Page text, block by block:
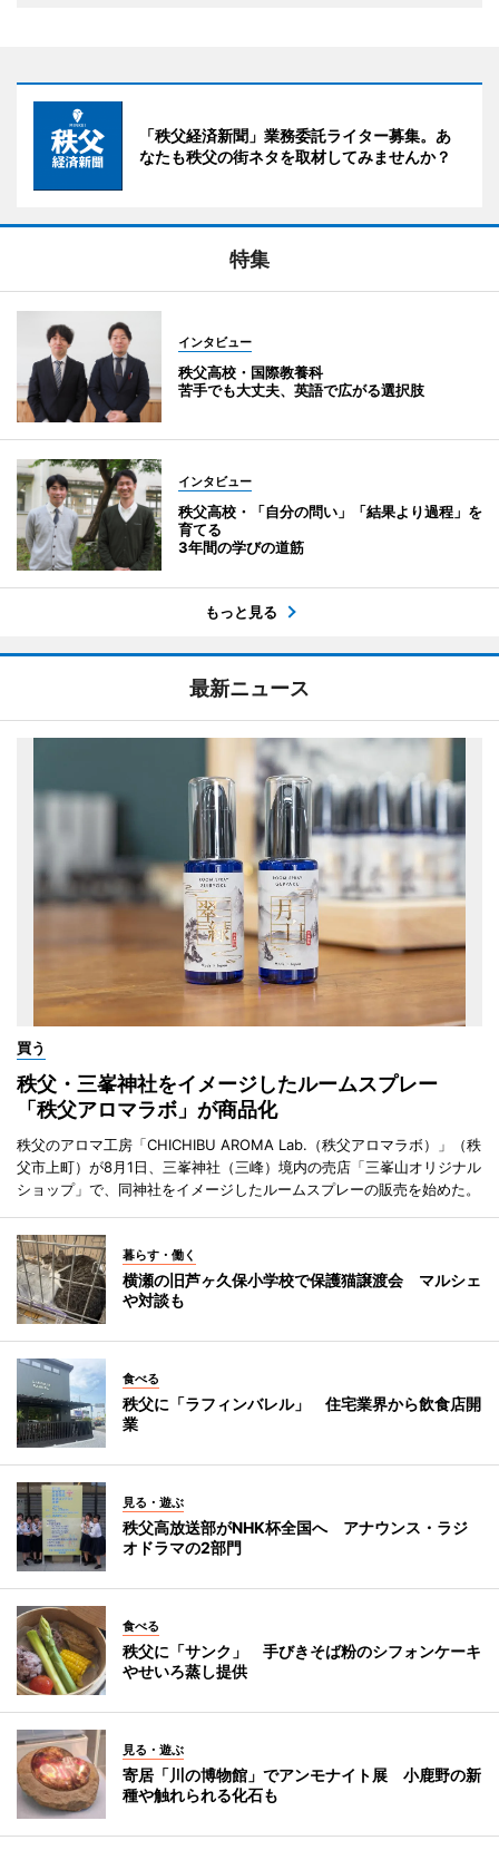
「秩父経済新聞」業務委託ライター募集。あ
なたも秩父の街ネタを取材してみませんか？
特集
インタビュー
秩父高校・国際教養科
苦手でも大丈夫、英語で広がる選択肢
インタビュー
秩父高校・「自分の問い」「結果より過程」を
育てる
3年間の学びの道筋
もっと見る
最新ニュース
買う
秩父・三峯神社をイメージしたルームスプレー
「秩父アロマラボ」が商品化
秩父のアロマ工房「CHICHIBU AROMA Lab.（秩父アロマラボ）」（秩
父市上町）が8月1日、三峯神社（三峰）境内の売店「三峯山オリジナル
ショップ」で、同神社をイメージしたルームスプレーの販売を始めた。
暮らす・働く
横瀬の旧芦ヶ久保小学校で保護猫譲渡会 マルシェ
や対談も
食べる
秩父に「ラフィンバレル」 住宅業界から飲食店開
業
見る・遊ぶ
秩父高放送部がNHK杯全国へ アナウンス・ラジ
オドラマの2部門
食べる
秩父に「サンク」 手びきそば粉のシフォンケーキ
やせいろ蒸し提供
見る・遊ぶ
寄居「川の博物館」でアンモナイト展 小鹿野の新
種や触れられる化石も